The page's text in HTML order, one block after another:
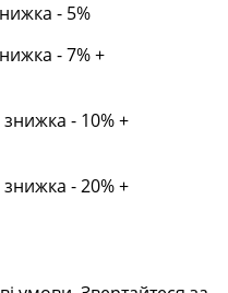
- 5%
- 7% +
- 10% +
- 20% +